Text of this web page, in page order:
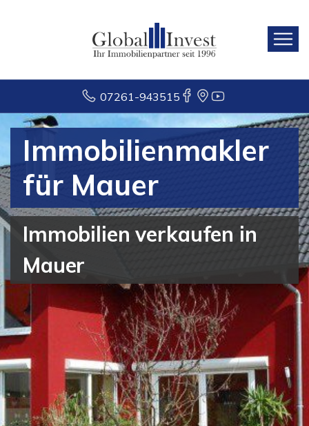
07261-943515
Immobilienmakler
für Mauer
Immobilien verkaufen in
Mauer